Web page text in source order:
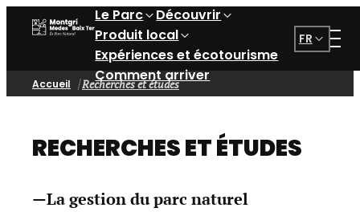
Parc Naturel du Montgrí, des Îles Medes et du Bas
Le Parc
Découvrir
Produit local
Expériences et écotourisme
Comment arriver
FR
Accueil Recherches et études
RECHERCHES ET ÉTUDES
La gestion du parc naturel